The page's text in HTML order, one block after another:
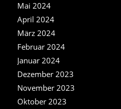
Mai 2024
April 2024
März 2024
Februar 2024
Januar 2024
Dezember 2023
November 2023
Oktober 2023